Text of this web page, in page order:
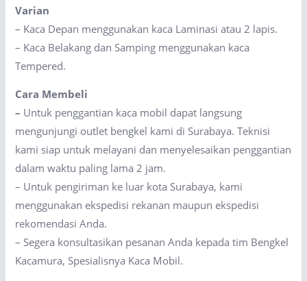
Varian
– Kaca Depan menggunakan kaca Laminasi atau 2 lapis.
– Kaca Belakang dan Samping menggunakan kaca
Tempered.
Cara Membeli
– Untuk penggantian kaca mobil dapat langsung
mengunjungi outlet bengkel kami di Surabaya. Teknisi
kami siap untuk melayani dan menyelesaikan penggantian
dalam waktu paling lama 2 jam.
– Untuk pengiriman ke luar kota Surabaya, kami
menggunakan ekspedisi rekanan maupun ekspedisi
rekomendasi Anda.
– Segera konsultasikan pesanan Anda kepada tim Bengkel
Kacamura, Spesialisnya Kaca Mobil.